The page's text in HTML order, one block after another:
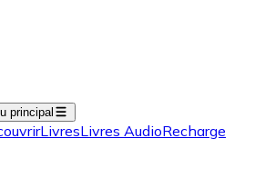
principal
LivresLivres AudioRecharge